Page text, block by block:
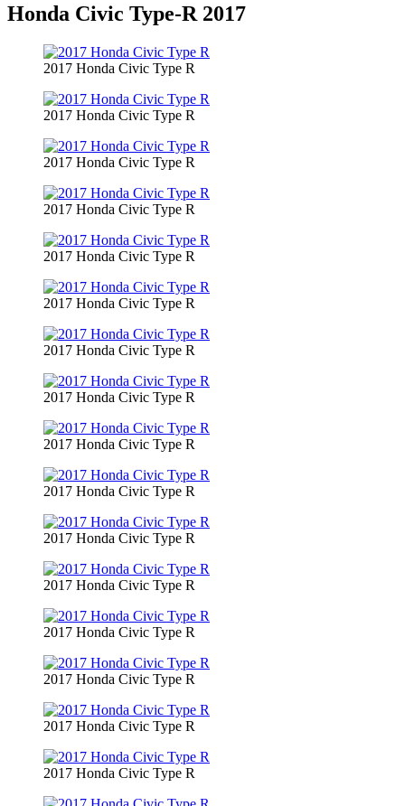
Honda Civic Type-R 2017
2017 Honda Civic Type R
2017 Honda Civic Type R
2017 Honda Civic Type R
2017 Honda Civic Type R
2017 Honda Civic Type R
2017 Honda Civic Type R
2017 Honda Civic Type R
2017 Honda Civic Type R
2017 Honda Civic Type R
2017 Honda Civic Type R
2017 Honda Civic Type R
2017 Honda Civic Type R
2017 Honda Civic Type R
2017 Honda Civic Type R
2017 Honda Civic Type R
2017 Honda Civic Type R